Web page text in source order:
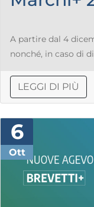
A partire dal 4
nonché, in caso di
LEGGI DI PIÙ
6
Ott